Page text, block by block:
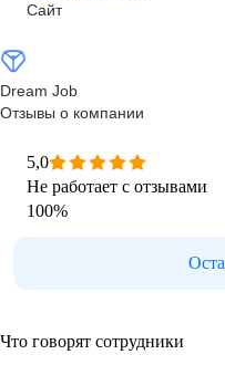
Сайт
Dream Job
Отзывы о компании
5,0
Не работает с отзывами
100%
Что говорят сотрудники